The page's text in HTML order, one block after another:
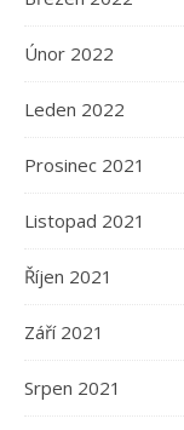
Únor 2022
Leden 2022
Prosinec 2021
Listopad 2021
Říjen 2021
Září 2021
Srpen 2021